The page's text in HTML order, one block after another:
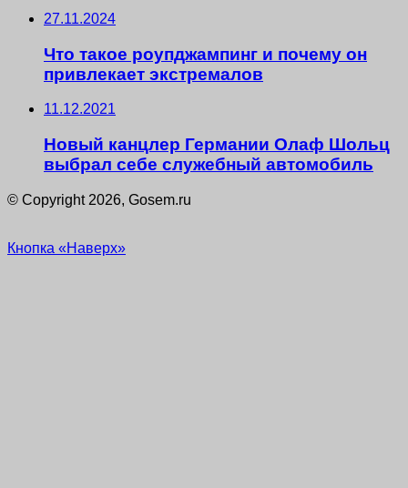
27.11.2024
Что такое роупджампинг и почему он
привлекает экстремалов
11.12.2021
Новый канцлер Германии Олаф Шольц
выбрал себе служебный автомобиль
© Copyright 2026, Gosem.ru
Кнопка «Наверх»